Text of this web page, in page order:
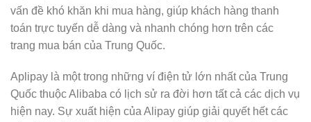
vấn đề khó khăn khi mua hàng, giúp khách hàng thanh
toán trực tuyến dễ dàng và nhanh chóng hơn trên các
trang mua bán của Trung Quốc.
Aplipay là một trong những ví điện tử lớn nhất của Trung
Quốc thuộc Alibaba có lịch sử ra đời hơn tất cả các dịch vụ
hiện nay. Sự xuất hiện của Alipay giúp giải quyết hết các